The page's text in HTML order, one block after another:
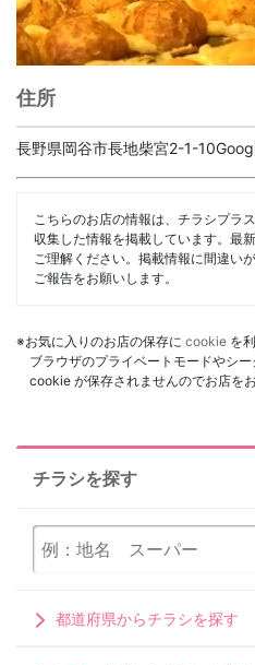
住所
長野県岡谷市長地柴宮2-1-
こちらのお店の情報は、チラシプラ
収集した情報を掲載しています。最
ご理解ください。掲載情報に間違い
ご報告をお願いします。
※お気に入りのお店の保存に cookie を
ブラウザのプライベートモードやシ
cookie が保存されませんのでお店を
チラシを探す
都道府県からチラシを探す